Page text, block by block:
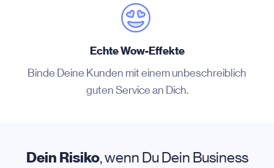
Echte Wow-Effekte
Binde Deine Kunden mit einem unbeschreiblich
guten Service an Dich.
Dein Risiko, wenn Du Dein Business